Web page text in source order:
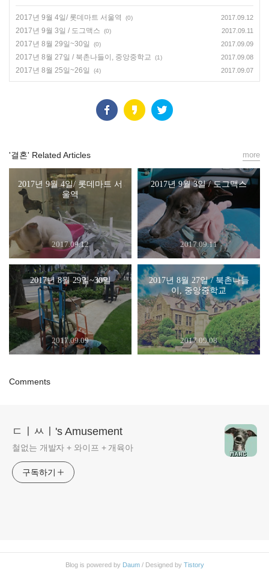
2017년 9월 4일/ 롯데마트 서울역 (0) 2017.09.12
2017년 9월 3일 / 도그맥스 (0) 2017.09.11
2017년 8월 29일~30일 (0) 2017.09.09
2017년 8월 27일 / 북촌나들이, 중앙중학교 (1) 2017.09.08
2017년 8월 25일~26일 (4) 2017.09.07
'결혼' Related Articles
2017년 9월 4일/ 롯데마트 서
울역
2017.09.12
2017년 9월 3일 / 도그맥스
2017.09.11
2017년 8월 29일~30일
2017.09.09
2017년 8월 27일 / 북촌나들
이, 중앙중학교
2017.09.08
more
Comments
ㄷㅣㅆㅣ's Amusement
철없는 개발자 + 와이프 + 개육아
구독하기
Blog is powered by Daum/ Designed by Tistory